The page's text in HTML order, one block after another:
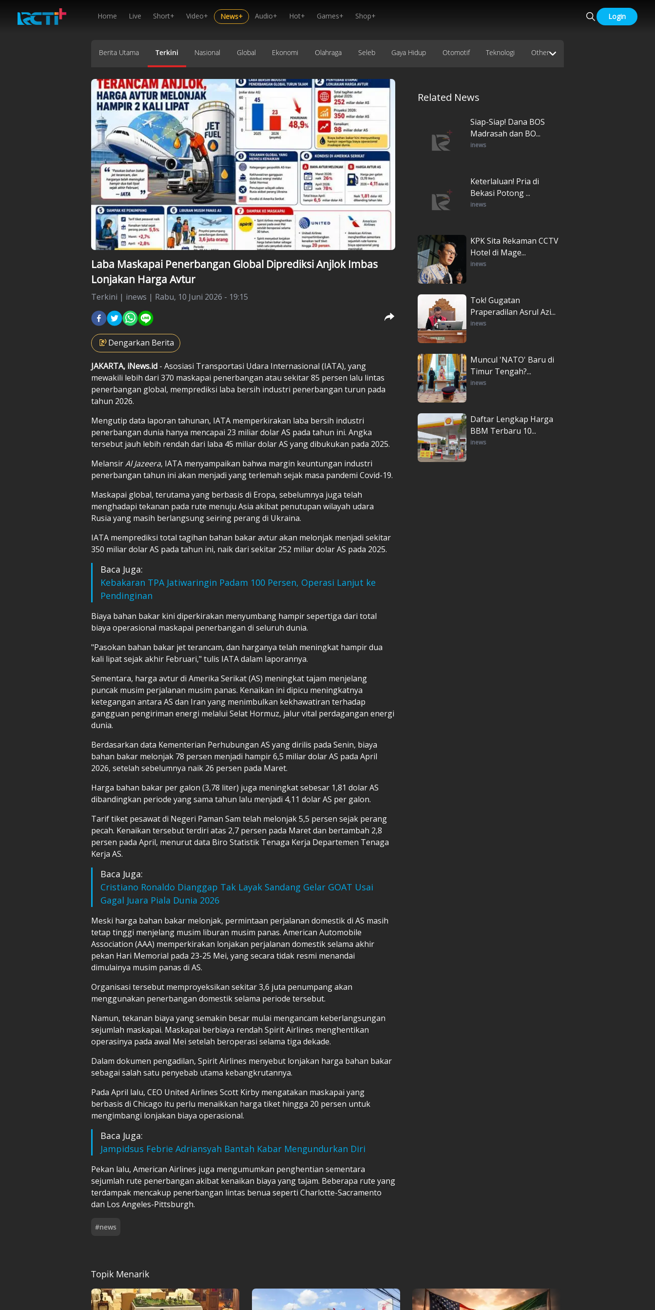
Home Live Short+ Video+ News+ Audio+ Hot+ Games+ Shop+ Login
Berita Utama Terkini Nasional Global Ekonomi Olahraga Seleb Gaya Hidup Otomotif Teknologi Other
Laba Maskapai Penerbangan Global Diprediksi Anjlok Imbas
Lonjakan Harga Avtur
Terkini | inews | Rabu, 10 Juni 2026 - 19:15
Dengarkan Berita
JAKARTA, iNews.id - Asosiasi Transportasi Udara Internasional (IATA), yang
mewakili lebih dari 370 maskapai penerbangan atau sekitar 85 persen lalu lintas
penerbangan global, memprediksi laba bersih industri penerbangan turun pada
tahun 2026.
Mengutip data laporan tahunan, IATA memperkirakan laba bersih industri
penerbangan dunia hanya mencapai 23 miliar dolar AS pada tahun ini. Angka
tersebut jauh lebih rendah dari laba 45 miliar dolar AS yang dibukukan pada 2025.
MelansirAl Jazeera, IATA menyampaikan bahwa margin keuntungan industri
penerbangan tahun ini akan menjadi yang terlemah sejak masa pandemi Covid-19.
Maskapai global, terutama yang berbasis di Eropa, sebelumnya juga telah
menghadapi tekanan pada rute menuju Asia akibat penutupan wilayah udara
Rusia yang masih berlangsung seiring perang di Ukraina.
IATA memprediksi total tagihan bahan bakar avtur akan melonjak menjadi sekitar
350 miliar dolar AS pada tahun ini, naik dari sekitar 252 miliar dolar AS pada 2025.
Baca Juga:
Kebakaran TPA Jatiwaringin Padam 100 Persen, Operasi Lanjut ke
Pendinginan
Biaya bahan bakar kini diperkirakan menyumbang hampir sepertiga dari total
biaya operasional maskapai penerbangan di seluruh dunia.
"Pasokan bahan bakar jet terancam, dan harganya telah meningkat hampir dua
kali lipat sejak akhir Februari," tulis IATA dalam laporannya.
Sementara, harga avtur di Amerika Serikat (AS) meningkat tajam menjelang
puncak musim perjalanan musim panas. Kenaikan ini dipicu meningkatnya
ketegangan antara AS dan Iran yang menimbulkan kekhawatiran terhadap
gangguan pengiriman energi melalui Selat Hormuz, jalur vital perdagangan energi
dunia.
Berdasarkan data Kementerian Perhubungan AS yang dirilis pada Senin, biaya
bahan bakar melonjak 78 persen menjadi hampir 6,5 miliar dolar AS pada April
2026, setelah sebelumnya naik 26 persen pada Maret.
Harga bahan bakar per galon (3,78 liter) juga meningkat sebesar 1,81 dolar AS
dibandingkan periode yang sama tahun lalu menjadi 4,11 dolar AS per galon.
Tarif tiket pesawat di Negeri Paman Sam telah melonjak 5,5 persen sejak perang
pecah. Kenaikan tersebut terdiri atas 2,7 persen pada Maret dan bertambah 2,8
persen pada April, menurut data Biro Statistik Tenaga Kerja Departemen Tenaga
Kerja AS.
Baca Juga:
Cristiano Ronaldo Dianggap Tak Layak Sandang Gelar GOAT Usai
Gagal Juara Piala Dunia 2026
Meski harga bahan bakar melonjak, permintaan perjalanan domestik di AS masih
tetap tinggi menjelang musim liburan musim panas. American Automobile
Association (AAA) memperkirakan lonjakan perjalanan domestik selama akhir
pekan Hari Memorial pada 23-25 Mei, yang secara tidak resmi menandai
dimulainya musim panas di AS.
Organisasi tersebut memproyeksikan sekitar 3,6 juta penumpang akan
menggunakan penerbangan domestik selama periode tersebut.
Namun, tekanan biaya yang semakin besar mulai mengancam keberlangsungan
sejumlah maskapai. Maskapai berbiaya rendah Spirit Airlines menghentikan
operasinya pada awal Mei setelah beroperasi selama tiga dekade.
Dalam dokumen pengadilan, Spirit Airlines menyebut lonjakan harga bahan bakar
sebagai salah satu penyebab utama kebangkrutannya.
Pada April lalu, CEO United Airlines Scott Kirby mengatakan maskapai yang
berbasis di Chicago itu perlu menaikkan harga tiket hingga 20 persen untuk
mengimbangi lonjakan biaya operasional.
Baca Juga:
Jampidsus Febrie Adriansyah Bantah Kabar Mengundurkan Diri
Pekan lalu, American Airlines juga mengumumkan penghentian sementara
sejumlah rute penerbangan akibat kenaikan biaya yang tajam. Beberapa rute yang
terdampak mencakup penerbangan lintas benua seperti Charlotte-Sacramento
dan Los Angeles-Pittsburgh.
#news
Related News
Siap-Siap! Dana BOS
Madrasah dan BO...
inews
Keterlaluan! Pria di
Bekasi Potong ...
inews
KPK Sita Rekaman CCTV
Hotel di Mage...
inews
Tok! Gugatan
Praperadilan Asrul Azi...
inews
Muncul 'NATO' Baru di
Timur Tengah?...
inews
Daftar Lengkap Harga
BBM Terbaru 10...
inews
Topik Menarik